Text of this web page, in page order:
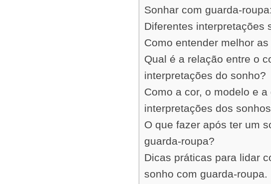
Sonhar com guarda-
Diferentes interpretações
Como entender melhor
Qual é a relação entre o
interpretações do sonho?
Como a cor, o modelo e
interpretações dos
O que fazer após ter um
guarda-roupa?
Dicas práticas para lidar
sonho com guarda-roupa.